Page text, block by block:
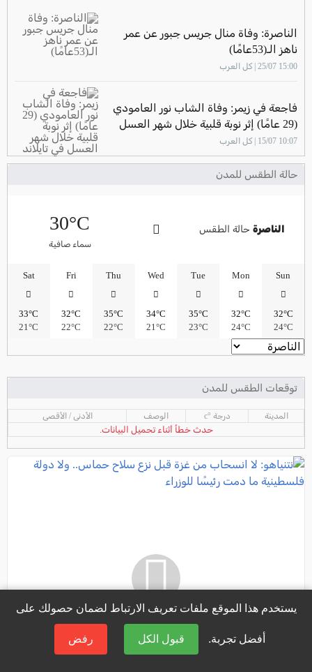
حالة الطقس للمدن
الناصرةحالة الطقس 30°C
سماء صافية
Sun
32°C
24°C
Mon
32°C
24°C
Tue
35°C
23°C
Wed
34°C
21°C
Thu
35°C
22°C
Fri
32°C
22°C
Sat
33°C
21°C
توقعات الطقس للمدن
المدينة درجة °c الوصف الأدنى / الأقصى
حدث خطأ أثناء تحميل البيانات.
الناصرة: وفاة منال جريس جبور عن عمر
ناهز الـ(53عامًا)
15:00 25/07 | كل العرب
فاجعة في زيمر: وفاة الشاب نور العامودي
(29 عامًا) إثر نوبة قلبية خلال شهر العسل
في تايلاند
10:07 15/07 | كل العرب
يستخدم هذا الموقع ملفات تعريف الارتباط لضمان حصولك على
أفضل تجربة. قبول الكل رفض